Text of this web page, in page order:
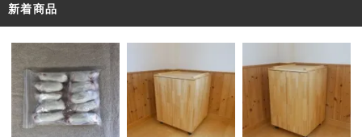
新着商品